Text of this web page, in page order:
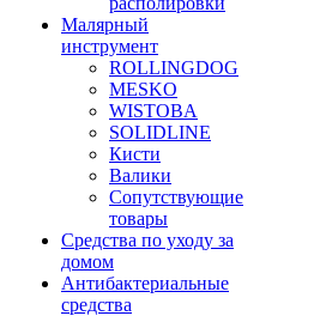
Малярный
инструмент
ROLLINGDOG
MESKO
WISTOBA
SOLIDLINE
Кисти
Валики
Сопутствующие
товары
Средства по уходу за
домом
Антибактериальные
средства